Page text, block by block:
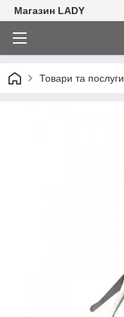
Магазин LADY
Товари та послуги